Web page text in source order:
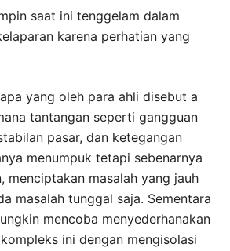
saat ini tenggelam dalam
karena perhatian yang
yang oleh para ahli disebut a
tantangan seperti gangguan
pasar, dan ketegangan
menumpuk tetapi sebenarnya
menciptakan masalah yang jauh
masalah tunggal saja. Sementara
mencoba menyederhanakan
ini dengan mengisolasi